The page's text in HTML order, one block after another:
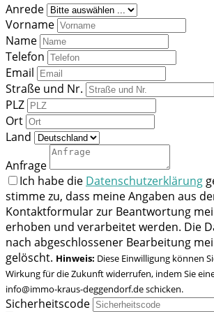
Anrede
Vorname
Name
Telefon
Email
Straße und Nr.
PLZ
Ort
Land
Anfrage
Ich habe die Datenschutzerklärung
stimme zu, dass meine Angaben aus
Kontaktformular zur Beantwortung
erhoben und verarbeitet werden. Die
nach abgeschlossener Bearbeitung
gelöscht. Hinweis: Diese Einwilligung können
Wirkung für die Zukunft widerrufen, indem Sie
info@immo-kraus-deggendorf.de schicken.
Sicherheitscode